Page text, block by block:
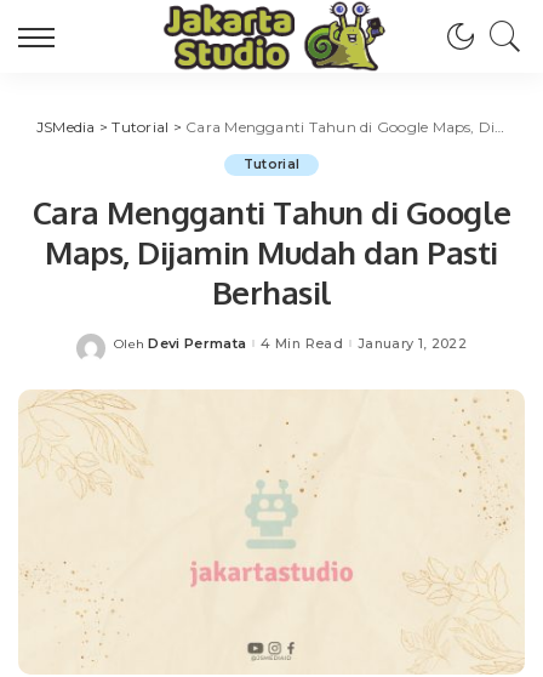
JSMedia >Tutorial > Cara Mengganti Tahun di Google Maps, Dijamin Mudah dan Pasti Berhasil
Tutorial
Cara Mengganti Tahun di Google
Maps, Dijamin Mudah dan Pasti
Berhasil
Posted
Oleh Devi Permata 4 Min Read January 1, 2022